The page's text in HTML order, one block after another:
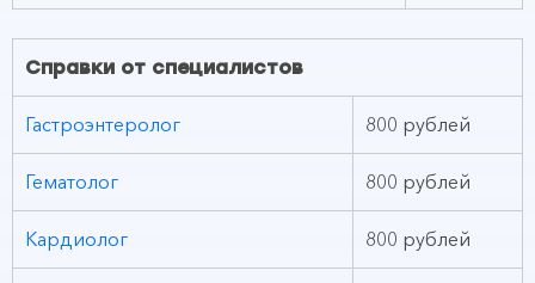
Справки от специалистов
Гастроэнтеролог 800 рублей
Гематолог 800 рублей
Кардиолог 800 рублей